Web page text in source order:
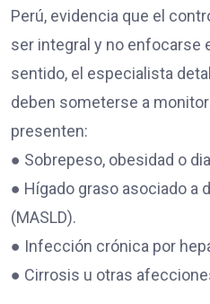
Perú, evidencia que el
ser integral y no enfocarse
sentido, el especialista
deben someterse a
presenten:
● Sobrepeso, obesidad o
● Hígado graso asociado a
(MASLD).
● Infección crónica por
● Cirrosis u otras